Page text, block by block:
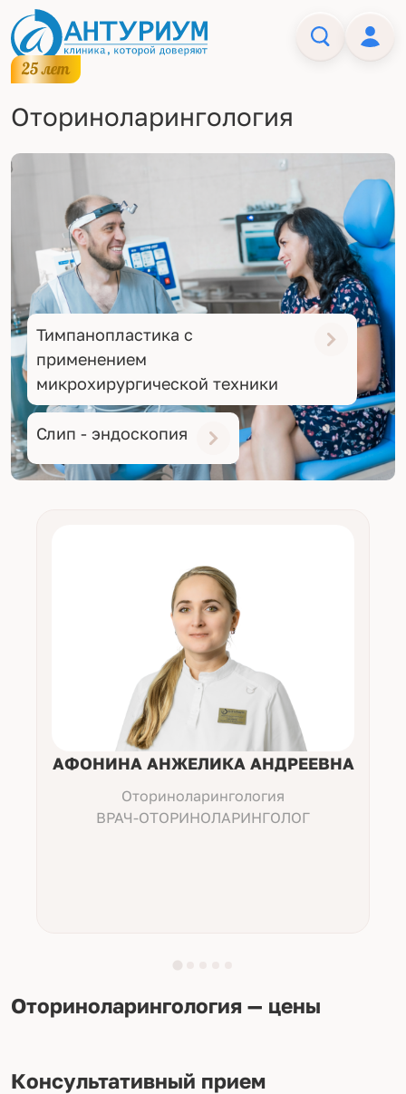
Оториноларингология
Тимпанопластика с
применением
микрохирургической техники
Слип - эндоскопия
АФОНИНА АНЖЕЛИКА АНДРЕЕВНА
Оториноларингология
ВРАЧ-ОТОРИНОЛАРИНГОЛОГ
Оториноларингология — цены
Консультативный прием